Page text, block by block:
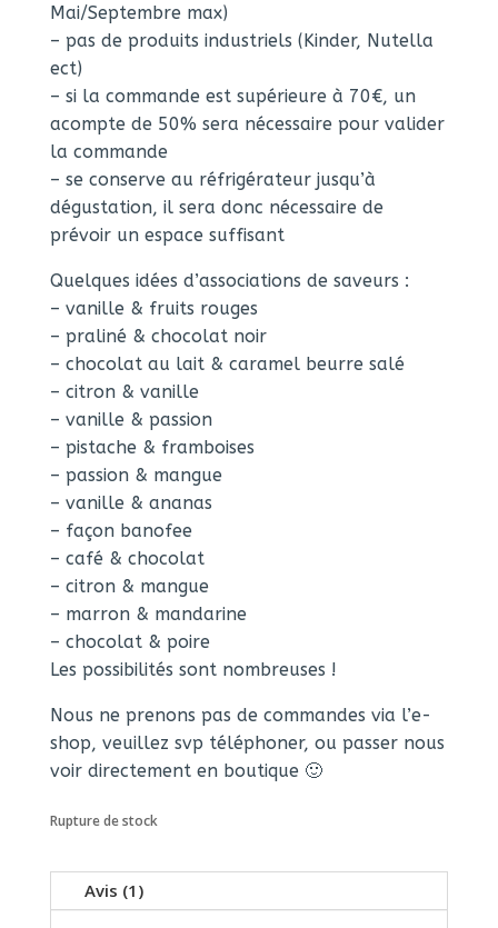
Mai/Septembre max)
– pas de produits industriels (Kinder, Nutella
ect)
– si la commande est supérieure à 70€, un
acompte de 50% sera nécessaire pour valider
la commande
– se conserve au réfrigérateur jusqu’à
dégustation, il sera donc nécessaire de
prévoir un espace suffisant
Quelques idées d’associations de saveurs :
– vanille & fruits rouges
– praliné & chocolat noir
– chocolat au lait & caramel beurre salé
– citron & vanille
– vanille & passion
– pistache & framboises
– passion & mangue
– vanille & ananas
– façon banofee
– café & chocolat
– citron & mangue
– marron & mandarine
– chocolat & poire
Les possibilités sont nombreuses !
Nous ne prenons pas de commandes via l’e-
shop, veuillez svp téléphoner, ou passer nous
voir directement en boutique 🙂
Rupture de stock
Avis (1)